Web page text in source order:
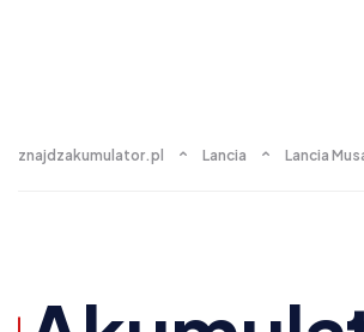
znajdzakumulator.pl Lancia Lancia